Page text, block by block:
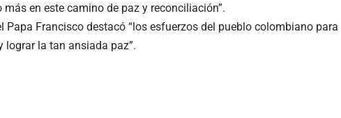
en este camino de paz y reconciliación”.
Papa Francisco destacó “los esfuerzos del pueblo colombiano para
la tan ansiada paz”.